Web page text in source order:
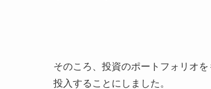
そのころ、投資のポートフォリオ
投入することにしました。